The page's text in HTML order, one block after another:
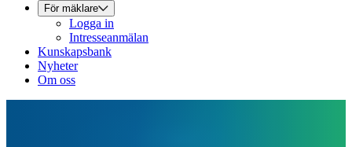
För mäklare
Logga in
Intresseanmälan
Kunskapsbank
Nyheter
Om oss